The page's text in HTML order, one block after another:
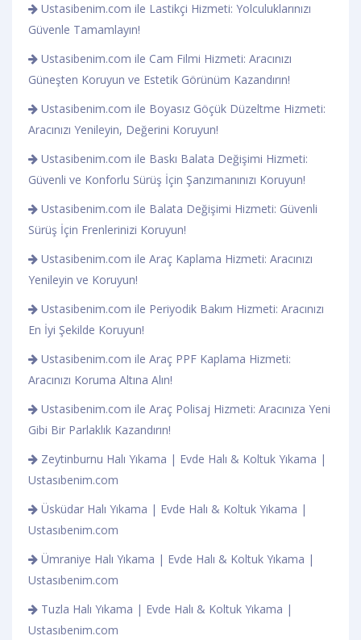
Ustasibenim.com ile Lastikçi Hizmeti: Yolculuklarınızı
Güvenle Tamamlayın!
Ustasibenim.com ile Cam Filmi Hizmeti: Aracınızı
Güneşten Koruyun ve Estetik Görünüm Kazandırın!
Ustasibenim.com ile Boyasız Göçük Düzeltme Hizmeti:
Aracınızı Yenileyin, Değerini Koruyun!
Ustasibenim.com ile Baskı Balata Değişimi Hizmeti:
Güvenli ve Konforlu Sürüş İçin Şanzımanınızı Koruyun!
Ustasibenim.com ile Balata Değişimi Hizmeti: Güvenli
Sürüş İçin Frenlerinizi Koruyun!
Ustasibenim.com ile Araç Kaplama Hizmeti: Aracınızı
Yenileyin ve Koruyun!
Ustasibenim.com ile Periyodik Bakım Hizmeti: Aracınızı
En İyi Şekilde Koruyun!
Ustasibenim.com ile Araç PPF Kaplama Hizmeti:
Aracınızı Koruma Altına Alın!
Ustasibenim.com ile Araç Polisaj Hizmeti: Aracınıza Yeni
Gibi Bir Parlaklık Kazandırın!
Zeytinburnu Halı Yıkama | Evde Halı & Koltuk Yıkama |
Ustasıbenim.com
Üsküdar Halı Yıkama | Evde Halı & Koltuk Yıkama |
Ustasıbenim.com
Ümraniye Halı Yıkama | Evde Halı & Koltuk Yıkama |
Ustasıbenim.com
Tuzla Halı Yıkama | Evde Halı & Koltuk Yıkama |
Ustasıbenim.com